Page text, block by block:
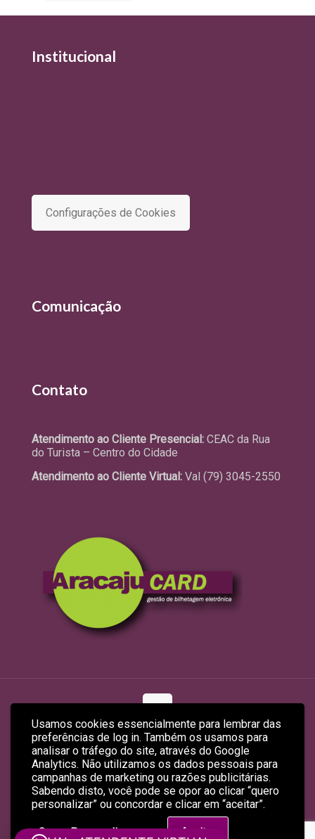
Usamos cookies essencialmente para lembrar das
preferências de log in. Também os usamos para
analisar o tráfego do site, através do Google
Analytics. Não utilizamos os dados pessoais para
campanhas de marketing ou razões publicitárias.
Sabendo disto, você pode se opor ao clicar “quero
personalizar” ou concordar e clicar em “aceitar”.
Quero Personalizar Aceitar
Institucional
Configurações de Cookies
Comunicação
Contato
Atendimento ao Cliente Presencial: CEAC da Rua
do Turista – Centro do Cidade
Atendimento ao Cliente Virtual: Val (79) 3045-2550
© 2026 ARACAJUCARD LTDA
Site Produzido porEmpreendex.com&Baruk Soft